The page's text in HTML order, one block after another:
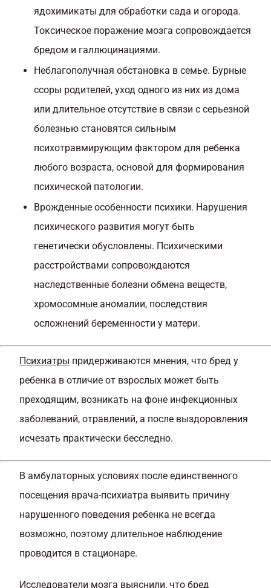
ядохимикаты для обработки сада и огорода.
Токсическое поражение мозга сопровождается
бредом и галлюцинациями.
Неблагополучная обстановка в семье. Бурные
ссоры родителей, уход одного из них из дома
или длительное отсутствие в связи с серьезной
болезнью становятся сильным
психотравмирующим фактором для ребенка
любого возраста, основой для формирования
психической патологии.
Врожденные особенности психики. Нарушения
психического развития могут быть
генетически обусловлены. Психическими
расстройствами сопровождаются
наследственные болезни обмена веществ,
хромосомные аномалии, последствия
осложнений беременности у матери.
Психиатры придерживаются мнения, что бред у
ребенка в отличие от взрослых может быть
преходящим, возникать на фоне инфекционных
заболеваний, отравлений, а после выздоровления
исчезать практически бесследно.
В амбулаторных условиях после единственного
посещения врача-психиатра выявить причину
нарушенного поведения ребенка не всегда
возможно, поэтому длительное наблюдение
проводится в стационаре.
Исследователи мозга выяснили, что бред